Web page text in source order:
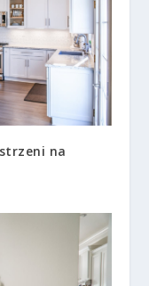
na